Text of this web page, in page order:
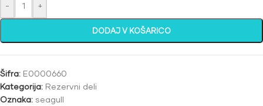
- +
DODAJ V KOŠARICO
Šifra: E0000660
Kategorija: Rezervni deli
Oznaka: seagull